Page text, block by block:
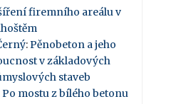
firemního areálu v
: Pěnobeton a jeho
v základových
staveb
Po mostu z bílého betonu